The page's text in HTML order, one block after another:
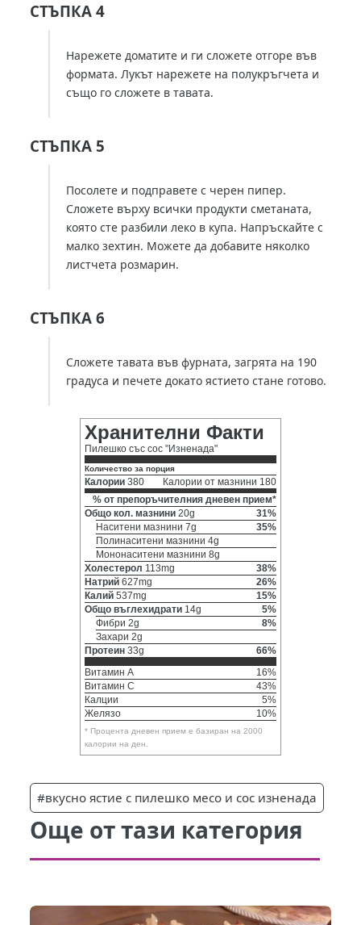
СТЪПКА 4
Нарежете доматите и ги сложете отгоре във
формата. Лукът нарежете на полукръгчета и
също го сложете в тавата.
СТЪПКА 5
Посолете и подправете с черен пипер.
Сложете върху всички продукти сметаната,
която сте разбили леко в купа. Напръскайте с
малко зехтин. Можете да добавите няколко
листчета розмарин.
СТЪПКА 6
Сложете тавата във фурната, загрята на 190
градуса и печете докато ястието стане готово.
Хранителни Факти
Пилешко със сос "Изненада"
Количество за порция
Калории 380
Калории от мазнини 180
% от препоръчителния дневен прием*
Общо кол. мазнини 20g
31%
Наситени мазнини 7g
35%
Полинаситени мазнини 4g
Мононаситени мазнини 8g
Холестерол 113mg
38%
Натрий 627mg
26%
Калий 537mg
15%
Общо въглехидрати 14g
5%
Фибри 2g
8%
Захари 2g
Протеин 33g
66%
Витамин A
16%
Витамин C
43%
Калции
5%
Желязо
10%
* Процента дневен прием е базиран на 2000
калории на ден.
#вкусно ястие с пилешко месо и сос изненада
Още от тази категория